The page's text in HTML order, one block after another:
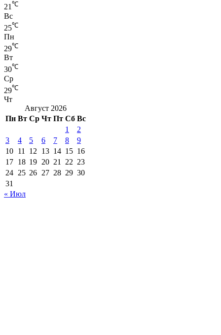
21℃
Вс
25℃
Пн
29℃
Вт
30℃
Ср
29℃
Чт
Август 2026
Пн Вт Ср Чт Пт Сб Вс
1
2
3
4 5 6 7 8
9
10 11 12 13 14 15 16
17 18 19 20 21 22 23
24 25 26 27 28 29 30
31
« Июл